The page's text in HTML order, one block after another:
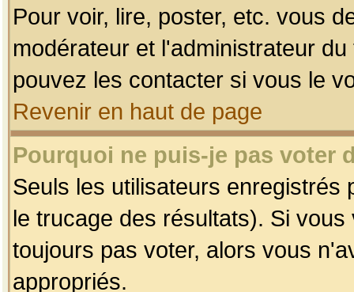
Pour voir, lire, poster, etc. vous
modérateur et l'administrateur
pouvez les contacter si vous le
Revenir en haut de page
Pourquoi ne puis-je pas voter
Seuls les utilisateurs enregistrés
le trucage des résultats). Si
toujours pas voter, alors vous
appropriés.